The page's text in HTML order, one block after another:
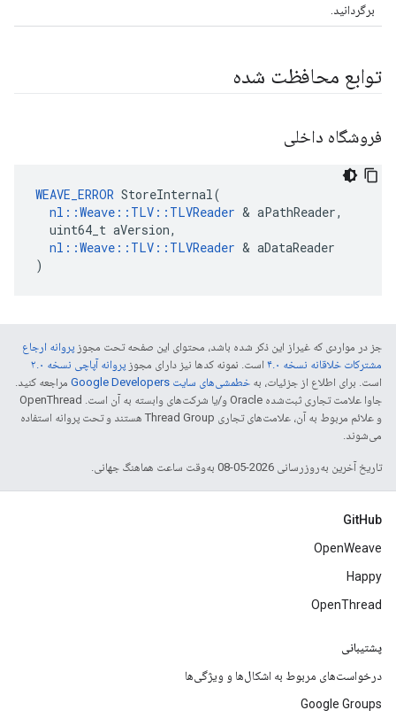
برگردانید.
توابع محافظت شده
فروشگاه داخلی
WEAVE_ERROR StoreInternal(
nl::Weave::TLV::TLVReader & aPathReader,
  uint64_t aVersion,
nl::Weave::TLV::TLVReader & aDataReader
)
جز در مواردی که غیراز این ذکر شده باشد، محتوای این صفحه تحت مجوز پروانه ارجاع
مشترکات خلاقانه نسخه ۴.۰
است. نمونه کدها نیز دارای مجوز پروانه آپاچی نسخه ۲.۰
است. برای اطلاع از جزئیات، به خطمشی‌های سایت Google Developers‏
مراجعه کنید.
جاوا علامت تجاری ثبت‌شده Oracle و/یا شرکت‌های وابسته به آن است. ‫OpenThread
و علائم مربوط به آن، علامت‌های تجاری Thread Group هستند و تحت پروانه استفاده
می‌شوند.
تاریخ آخرین به‌روزرسانی 2026-05-08 به‌وقت ساعت هماهنگ جهانی.
GitHub
OpenWeave
Happy
OpenThread
پشتیبانی
درخواست‌های مربوط به اشکال‌ها و ویژگی‌ها
Google Groups